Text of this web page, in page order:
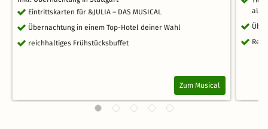
Eintrittskarten für &JULIA – DAS MUSICAL
Übernachtung in einem Top-Hotel deiner Wahl
reichhaltiges Frühstücksbuffet
Zum Musical
aller